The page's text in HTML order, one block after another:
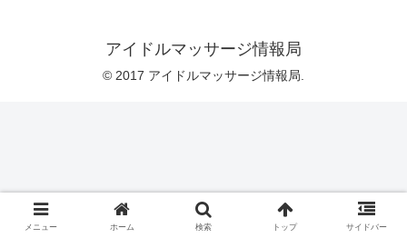
アイドルマッサージ情報局
© 2017 アイドルマッサージ情報局.
メニュー ホーム 検索 トップ サイドバー